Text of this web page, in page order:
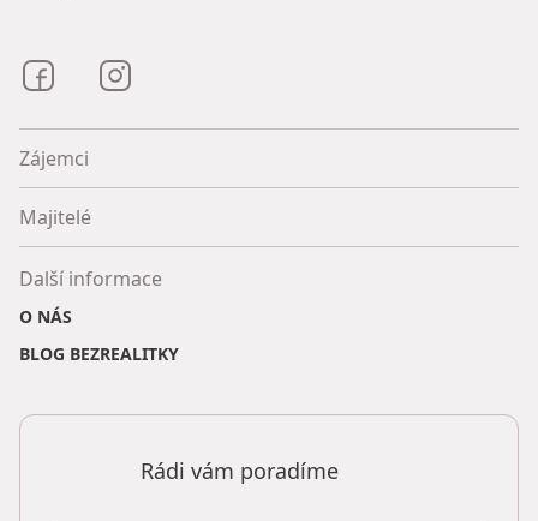
Bezrealitky na Facebooku
Zájemci
Majitelé
Další informace
O NÁS
BLOG BEZREALITKY
Rádi vám poradíme